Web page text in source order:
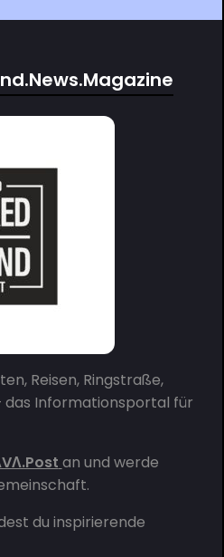
Reisen, Ringstraße,
das Informationsportal für
an und werde
.
du inspirierende